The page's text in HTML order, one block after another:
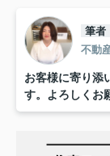
筆者
不動
お客様に寄り添
す。よろしくお